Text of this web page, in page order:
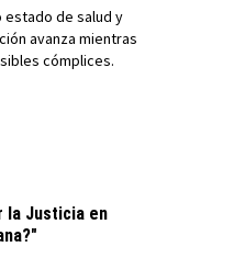
estado de salud y
avanza mientras
cómplices.
la Justicia en